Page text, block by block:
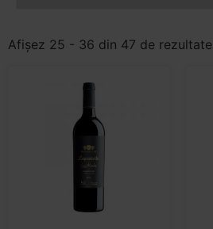
Afișez 25 - 36 din 47 de rezultate